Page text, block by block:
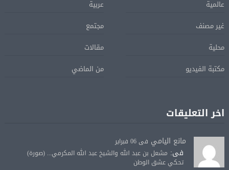
عالمية
عربية
غير مصنف
مجتمع
محلية
مقالات
مكتبة الفيديو
من الماضي
اخر التعليقات
مانع اليامي فى 06 فبراير
فى: مشعل بن عبد الله والشيخ عبد الله المكرمي... (صورة)
تحكي عشق الوطن